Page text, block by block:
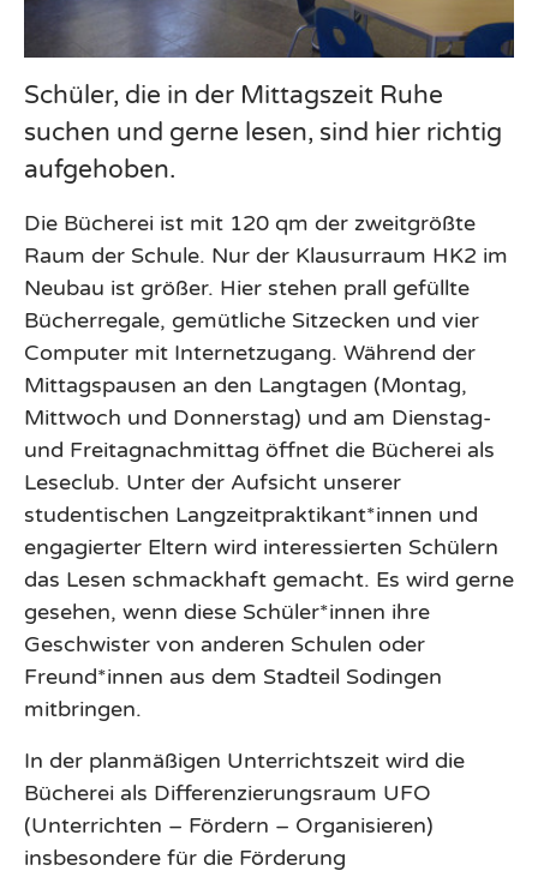
Schüler, die in der Mittagszeit Ruhe
suchen und gerne lesen, sind hier richtig
aufgehoben.
Die Bücherei ist mit 120 qm der zweitgrößte
Raum der Schule. Nur der Klausurraum HK2 im
Neubau ist größer. Hier stehen prall gefüllte
Bücherregale, gemütliche Sitzecken und vier
Computer mit Internetzugang. Während der
Mittagspausen an den Langtagen (Montag,
Mittwoch und Donnerstag) und am Dienstag-
und Freitagnachmittag öffnet die Bücherei als
Leseclub. Unter der Aufsicht unserer
studentischen Langzeitpraktikant*innen und
engagierter Eltern wird interessierten Schülern
das Lesen schmackhaft gemacht. Es wird gerne
gesehen, wenn diese Schüler*innen ihre
Geschwister von anderen Schulen oder
Freund*innen aus dem Stadteil Sodingen
mitbringen.
In der planmäßigen Unterrichtszeit wird die
Bücherei als Differenzierungsraum UFO
(Unterrichten – Fördern – Organisieren)
insbesondere für die Förderung